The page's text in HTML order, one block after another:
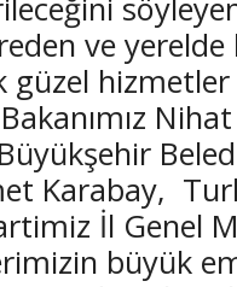
ve
güzel
Bakanımız
Karabay,
İl Genel
büyük